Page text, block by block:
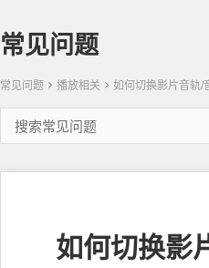
常见问题
常见问题 播放相关 如何切换影片音轨/
如何切换影